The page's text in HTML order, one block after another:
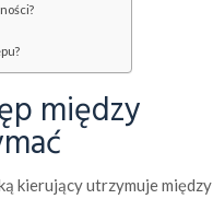
między
kierujący utrzymuje między